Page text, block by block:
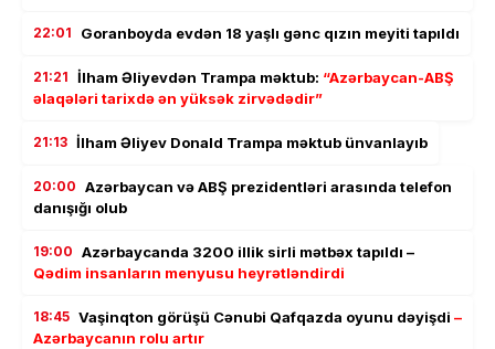
22:01 Goranboyda evdən 18 yaşlı gənc qızın meyiti tapıldı
21:21 İlham Əliyevdən Trampa məktub: “Azərbaycan-ABŞ
əlaqələri tarixdə ən yüksək zirvədədir”
21:13 İlham Əliyev Donald Trampa məktub ünvanlayıb
20:00 Azərbaycan və ABŞ prezidentləri arasında telefon
danışığı olub
19:00 Azərbaycanda 3200 illik sirli mətbəx tapıldı –
Qədim insanların menyusu heyrətləndirdi
18:45 Vaşinqton görüşü Cənubi Qafqazda oyunu dəyişdi –
Azərbaycanın rolu artır